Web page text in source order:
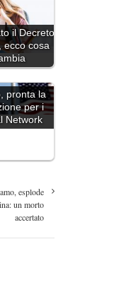
il Decreto
ecco cosa
pronta la
per i
Network
esplode
un morto
accertato